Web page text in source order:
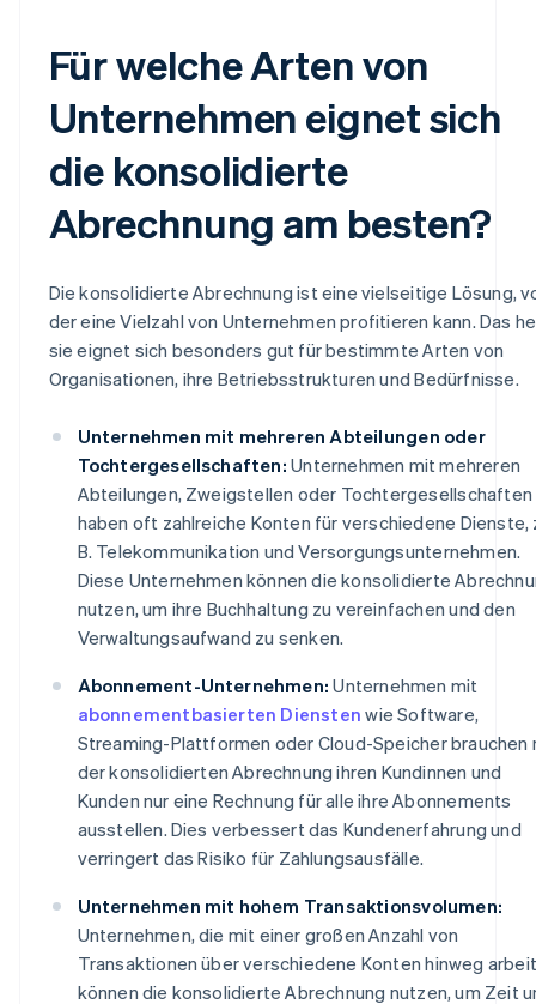
Für welche Arten von
Unternehmen eignet sich
die konsolidierte
Abrechnung am besten?
Die konsolidierte Abrechnung ist eine vielseitige Lösung,
der eine Vielzahl von Unternehmen profitieren kann. Das
sie eignet sich besonders gut für bestimmte Arten von
Organisationen, ihre Betriebsstrukturen und Bedürfnisse.
Unternehmen mit mehreren Abteilungen oder
Tochtergesellschaften: Unternehmen mit mehreren
Abteilungen, Zweigstellen oder Tochtergesellschaften
haben oft zahlreiche Konten für verschiedene Dienste,
B. Telekommunikation und Versorgungsunternehmen.
Diese Unternehmen können die konsolidierte
nutzen, um ihre Buchhaltung zu vereinfachen und den
Verwaltungsaufwand zu senken.
Abonnement-Unternehmen: Unternehmen mit
abonnementbasierten Diensten wie Software,
Streaming-Plattformen oder Cloud-Speicher brauchen
der konsolidierten Abrechnung ihren Kundinnen und
Kunden nur eine Rechnung für alle ihre Abonnements
ausstellen. Dies verbessert das Kundenerfahrung und
verringert das Risiko für Zahlungsausfälle.
Unternehmen mit hohem Transaktionsvolumen:
Unternehmen, die mit einer großen Anzahl von
Transaktionen über verschiedene Konten hinweg
können die konsolidierte Abrechnung nutzen, um Zeit